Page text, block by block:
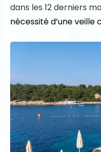
dans les 12 derniers
nécessité d’une veille